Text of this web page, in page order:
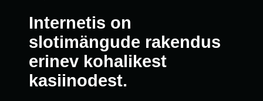
Internetis on
slotimängude rakendus
erinev kohalikest
kasiinodest.